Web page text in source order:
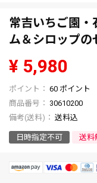
常吉いちご園・
ム＆シロップの
¥ 5,980
60 ポイント
商品番号
30610200
送料込
日時指定不可 送料